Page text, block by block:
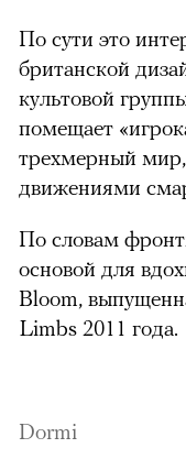
По сути это
британской
культовой
помещает
трехмерный
движениями
По словам
основой для
Bloom,
Limbs 2011 года.
Dormi